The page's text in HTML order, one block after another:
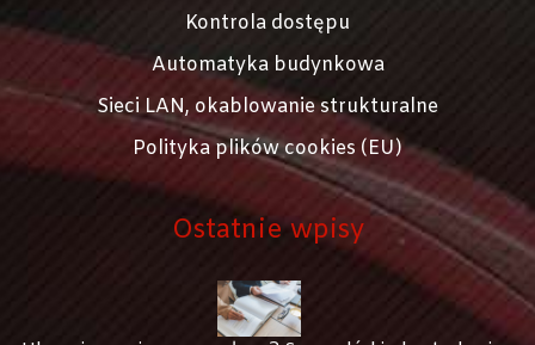
Kontrola dostępu
Automatyka budynkowa
Sieci LAN, okablowanie strukturalne
Polityka plików cookies (EU)
Ostatnie wpisy